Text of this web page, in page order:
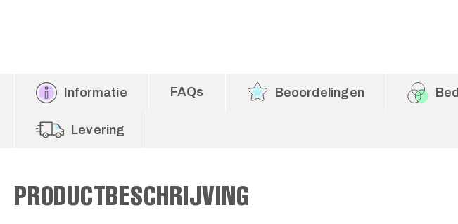
Informatie FAQs Beoordelingen
Levering
PRODUCTBESCHRIJVING